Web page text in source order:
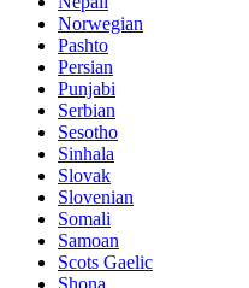
Norwegian
Pashto
Persian
Punjabi
Serbian
Sesotho
Sinhala
Slovak
Slovenian
Somali
Samoan
Scots Gaelic
Shona